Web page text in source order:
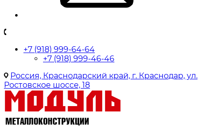
+7 (918) 999-64-64
+7 (918) 999-46-46
Россия, Краснодарский край, г. Краснодар, ул.
Ростовское шоссе, 18